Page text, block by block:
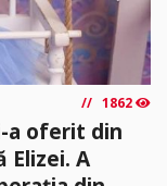
1862
a oferit din
Elizei. A